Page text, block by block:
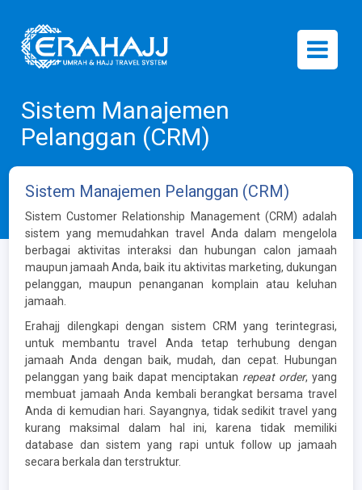
Sistem Manajemen
Pelanggan (CRM)
Sistem Manajemen Pelanggan (CRM)
Sistem Customer Relationship Management (CRM) adalah
sistem yang memudahkan travel Anda dalam mengelola
berbagai aktivitas interaksi dan hubungan calon jamaah
maupun jamaah Anda, baik itu aktivitas marketing, dukungan
pelanggan, maupun penanganan komplain atau keluhan
jamaah.
Erahajj dilengkapi dengan sistem CRM yang terintegrasi,
untuk membantu travel Anda tetap terhubung dengan
jamaah Anda dengan baik, mudah, dan cepat. Hubungan
pelanggan yang baik dapat menciptakan repeat order, yang
membuat jamaah Anda kembali berangkat bersama travel
Anda di kemudian hari. Sayangnya, tidak sedikit travel yang
kurang maksimal dalam hal ini, karena tidak memiliki
database dan sistem yang rapi untuk follow up jamaah
secara berkala dan terstruktur.